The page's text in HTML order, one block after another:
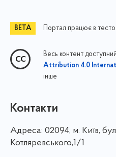
Портал працює в
Весь контент
Attribution 4.0
інше
Контакти
Адреса: 02094, м. Київ,
Котляревського,1/1